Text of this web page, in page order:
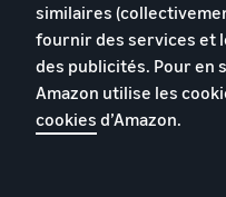
partenaires
Rapport 2024 relatif aux
vendeurs partenaires
européens
Contactez-nous
similaires
fournir des services et
des publicités. Pour en
Amazon utilise les
cookies d’Amazon.